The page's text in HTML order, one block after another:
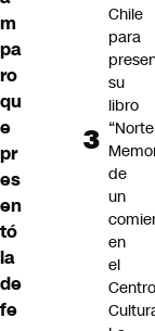
m
pa
ro
qu
e
pr
es
en
tó
la
de
fe
Chile
para
su
libro
de
un
en
el
Centro